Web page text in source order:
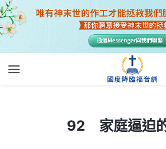
92 家庭逼迫